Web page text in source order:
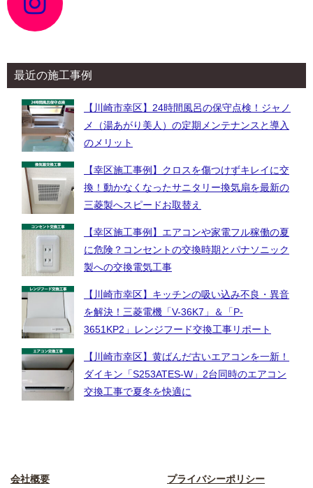
ン
リ
最近の施工事例
【川崎市幸区】24時間風呂の保守点検！ジャノ
メ（湯あがり美人）の定期メンテナンスと導入
のメリット
【幸区施工事例】クロスを傷つけずキレイに交
換！動かなくなったサニタリー換気扇を最新の
三菱製へスピードお取替え
【幸区施工事例】エアコンや家電フル稼働の夏
に危険？コンセントの交換時期とパナソニック
製への交換電気工事
【川崎市幸区】キッチンの吸い込み不良・異音
を解決！三菱電機「V-36K7」＆「P-
3651KP2」レンジフード交換工事リポート
【川崎市幸区】黄ばんだ古いエアコンを一新！
ダイキン「S253ATES-W」2台同時のエアコン
交換工事で夏冬を快適に
会社概要 プライバシーポリシー